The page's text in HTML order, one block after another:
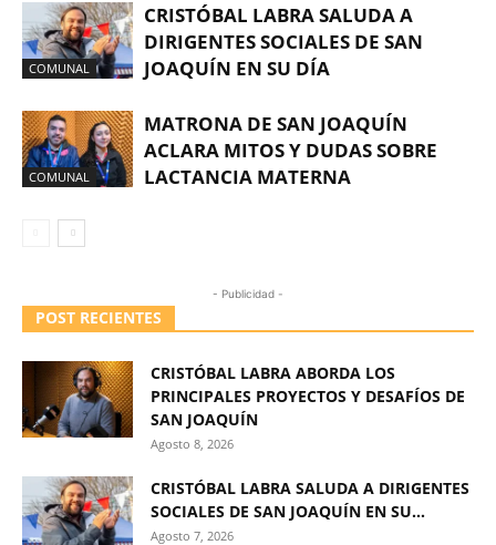
COMUNAL
CRISTÓBAL LABRA SALUDA A
DIRIGENTES SOCIALES DE SAN
JOAQUÍN EN SU DÍA
COMUNAL
MATRONA DE SAN JOAQUÍN
ACLARA MITOS Y DUDAS SOBRE
LACTANCIA MATERNA
- Publicidad -
POST RECIENTES
CRISTÓBAL LABRA ABORDA LOS
PRINCIPALES PROYECTOS Y DESAFÍOS DE
SAN JOAQUÍN
Agosto 8, 2026
CRISTÓBAL LABRA SALUDA A DIRIGENTES
SOCIALES DE SAN JOAQUÍN EN SU...
Agosto 7, 2026